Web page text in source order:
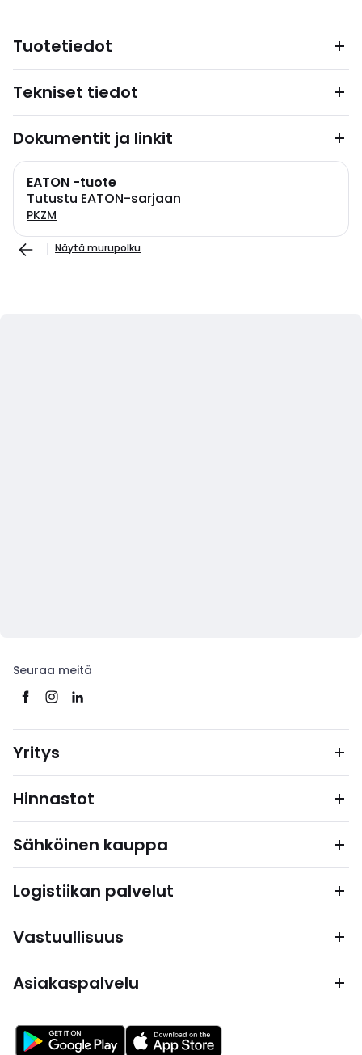
Tuotetiedot
Tekniset tiedot
Dokumentit ja linkit
EATON -tuote
Tutustu EATON-sarjaan
PKZM
Näytä murupolku
Seuraa meitä
Yritys
Hinnastot
Sähköinen kauppa
Logistiikan palvelut
Vastuullisuus
Asiakaspalvelu